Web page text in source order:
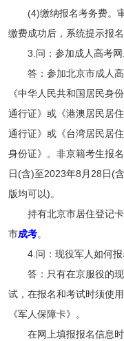
(4)缴纳报名考务费。审
缴费成功后，系统提示报
3.问：参加成人高考网
答：参加北京市成人高
《中华人民共和国居民身
通行证》或《港澳居民居
通行证》或《台湾居民居
身份证》。非京籍考生报
日(含)至2023年8月28日(
版均可以)。
持有北京市居住登记卡
市成考。
4.问：现役军人如何报
答：只有在京服役的现
试，在报名和考试时须使
《军人保障卡》。
在网上填报报名信息时